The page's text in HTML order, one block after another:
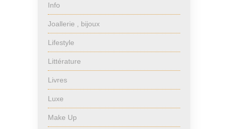
Info
Joallerie , bijoux
Lifestyle
Littérature
Livres
Luxe
Make Up